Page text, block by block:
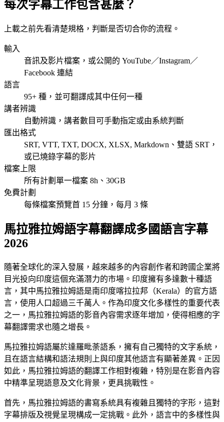
每次字幕工作包含甚麼？
上載之前先看清楚規格，判斷是否切合你的流程。
輸入
音訊及影片檔案，或公開的 YouTube／Instagram／
Facebook 連結
語言
95+ 種，並可翻譯成其中任何一種
講者辨識
自動辨識，講者數目可手動指定或由系統判斷
匯出格式
SRT, VTT, TXT, DOCX, XLSX, Markdown、雙語 SRT，
或已燒錄字幕的影片
檔案上限
所有計劃單一檔案 8h、30GB
免費計劃
每條檔案預覽首 15 分鐘，每月 3 條
馬拉雅拉姆語字幕翻譯成多國語言字幕
2026
隨著全球化的深入發展，越來越多的內容創作者和跨國企業將
目光投向印度這個充滿潛力的市場。印度擁有多達數十種語
言，其中馬拉雅拉姆語是南印度喀拉拉邦（Kerala）的官方語
言，使用人口超過三千萬人。作為印度文化多樣性的重要代表
之一，馬拉雅拉姆語的影音內容需求逐年增加，使得相應的字
幕翻譯需求也隨之增長。
馬拉雅拉姆語屬於達羅毗荼語系，擁有自己獨特的文字系統，
且在語言結構和語法規則上與印度其他語言有顯著差異。正因
如此，馬拉雅拉姆語的翻譯工作相對複雜，特別是在影音內容
中精準呈現語意及文化背景，更具挑戰性。
首先，馬拉雅拉姆語的書寫系統具有複雜且獨特的字形，這對
字幕排版及視覺呈現構成一定挑戰。此外，語言中的多樣性與